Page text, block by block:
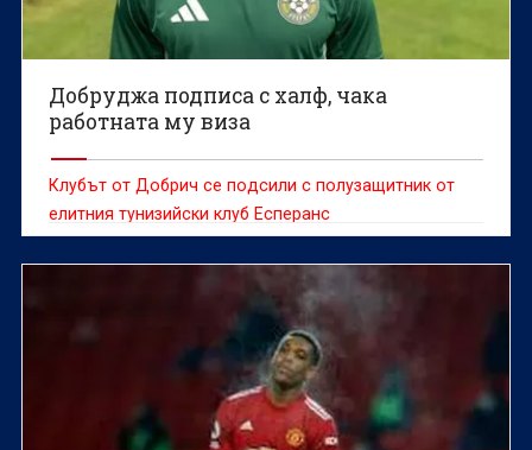
Добруджа подписа с халф, чака
работната му виза
Клубът от Добрич се подсили с полузащитник от
елитния тунизийски клуб Есперанс